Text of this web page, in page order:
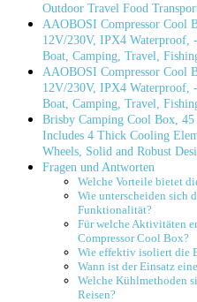
Outdoor Travel Food⁣
AAOBOSI Compressor Cool
12V/230V, IPX4 Waterproof,
Boat, Camping, Travel,
AAOBOSI Compressor Cool
12V/230V, IPX4 ​Waterproof,
Boat, Camping, Travel,
Brisby Camping Cool Box,
Includes 4‍ Thick Cooling
⁢Wheels, ​Solid and Robust
Fragen und Antworten
Welche Vorteile bietet
Wie‌ unterscheiden sich
Funktionalität?
Für welche Aktivitäten
Compressor Cool Box?
Wie effektiv isoliert ⁣die
Wann ist der Einsatz
Welche Kühlmethoden
Reisen?